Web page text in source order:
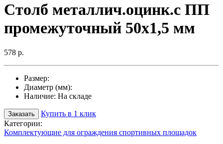
Столб металлич.оцинк.с ПП
промежуточный 50х1,5 мм
578 р.
Размер:
Диаметр (мм):
Наличие: На складе
Заказать
Купить в 1 клик
Категории:
Комплектующие для ограждения спортивных площадок